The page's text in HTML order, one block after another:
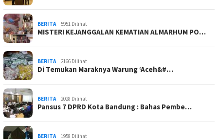
BERITA 5951 Dilihat
MISTERI KEJANGGALAN KEMATIAN ALMARHUM PO…
BERITA 2166 Dilihat
Di Temukan Maraknya Warung ‘Aceh&#…
BERITA 2028 Dilihat
Pansus 7 DPRD Kota Bandung : Bahas Pembe…
BERITA 1958 Dilihat